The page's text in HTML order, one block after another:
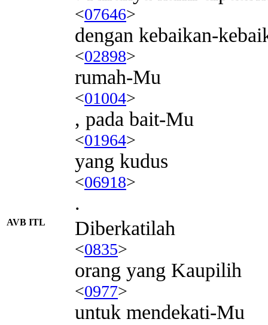
<07646>
dengan kebaikan-
<02898>
rumah-Mu
<01004>
, pada bait-Mu
<01964>
yang kudus
<06918>
.
AVB ITL Diberkatilah
<0835>
orang yang Kaupilih
<0977>
untuk mendekati-Mu